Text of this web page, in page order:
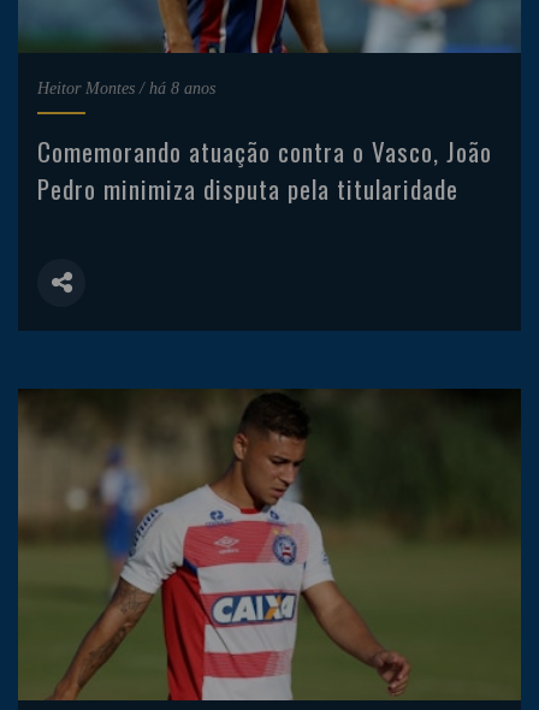
Heitor Montes / há 8 anos
Comemorando atuação contra o Vasco, João
Pedro minimiza disputa pela titularidade